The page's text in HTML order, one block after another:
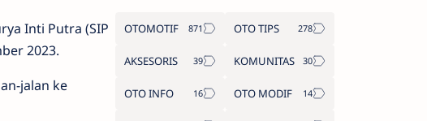
Inti Putra (SIP
2023.
jalan ke
OTOMOTIF OTO TIPS
AKSESORIS KOMUNITAS
OTO INFO OTO MODIF